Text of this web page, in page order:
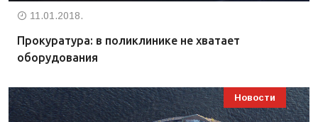
11.01.2018.
Прокуратура: в поликлинике не хватает
оборудования
Новости